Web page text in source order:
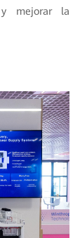
y mejorar la